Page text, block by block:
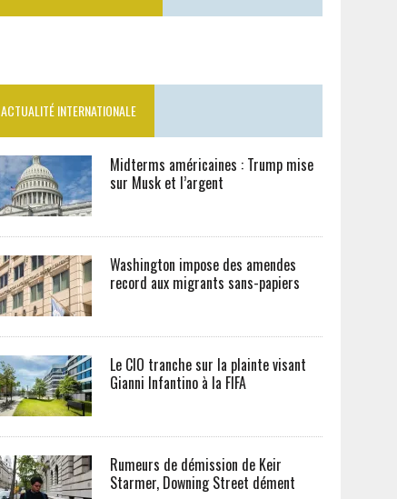
ACTUALITÉ INTERNATIONALE
Midterms américaines : Trump mise
sur Musk et l’argent
Washington impose des amendes
record aux migrants sans-papiers
Le CIO tranche sur la plainte visant
Gianni Infantino à la FIFA
Rumeurs de démission de Keir
Starmer, Downing Street dément